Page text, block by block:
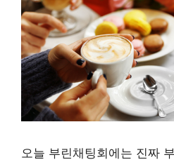
오늘 부린채팅회에는 진짜